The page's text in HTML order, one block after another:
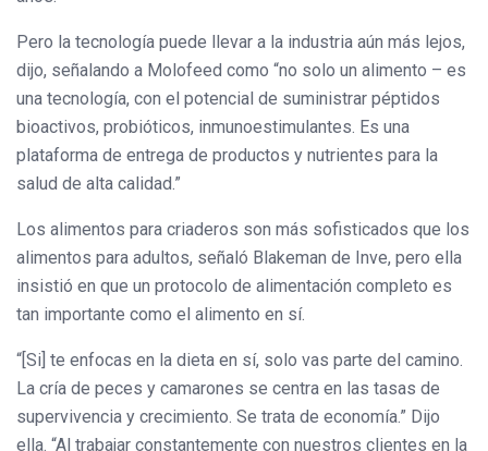
Pero la tecnología puede llevar a la industria aún más lejos,
dijo, señalando a Molofeed como “no solo un alimento – es
una tecnología, con el potencial de suministrar péptidos
bioactivos, probióticos, inmunoestimulantes. Es una
plataforma de entrega de productos y nutrientes para la
salud de alta calidad.”
Los alimentos para criaderos son más sofisticados que los
alimentos para adultos, señaló Blakeman de Inve, pero ella
insistió en que un protocolo de alimentación completo es
tan importante como el alimento en sí.
“[Si] te enfocas en la dieta en sí, solo vas parte del camino.
La cría de peces y camarones se centra en las tasas de
supervivencia y crecimiento. Se trata de economía.” Dijo
ella. “Al trabajar constantemente con nuestros clientes en la